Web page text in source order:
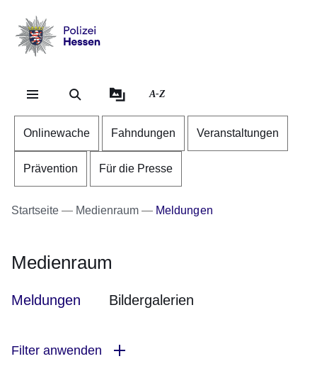
Hessen
A-Z
Onlinewache Fahndungen Veranstaltungen
Prävention Für die Presse
Startseite Medienraum Meldungen
Medienraum
Meldungen Bildergalerien
Filter anwenden